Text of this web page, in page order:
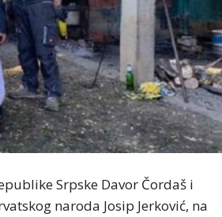
Srpske Davor Čordaš i
naroda Josip Jerković, na